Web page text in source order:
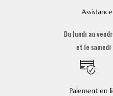
Du lundi au
et le samedi
Paiement en